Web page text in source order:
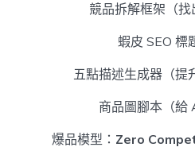
競品拆解框架（找
蝦皮 SEO 標
五點描述生成器（提
商品圖腳本（給
爆品模型： Zero